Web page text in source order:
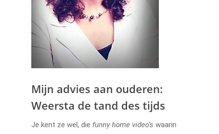
Mijn advies aan ouderen:
Weersta de tand des tijds
Je kent ze wel, die funny home video’s waarin